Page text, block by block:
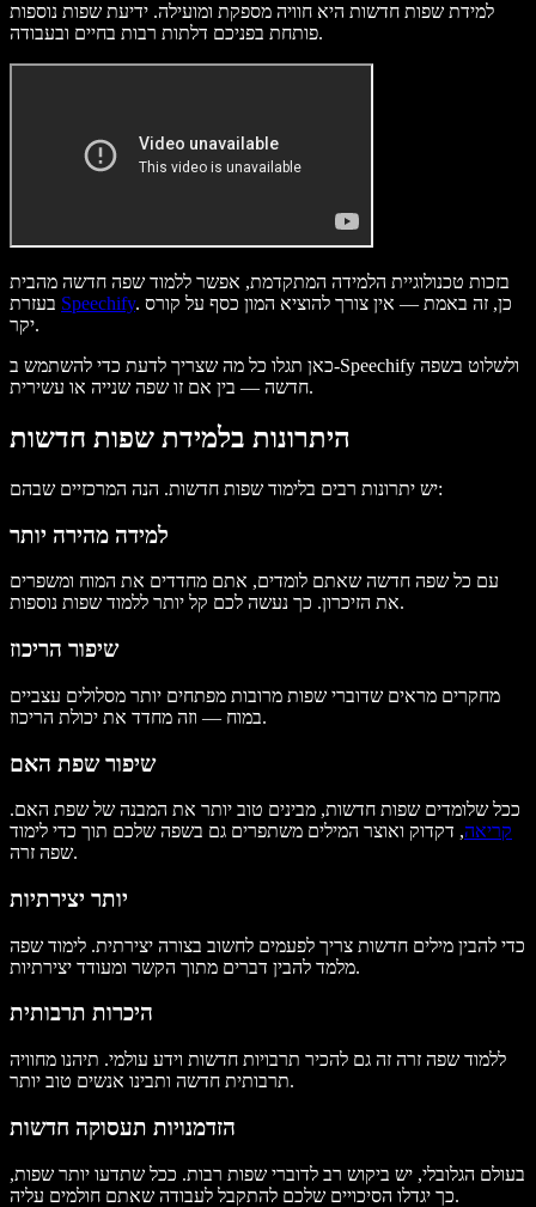
למידת שפות חדשות היא חוויה מספקת ומועילה. ידיעת שפות נוספות
פותחת בפניכם דלתות רבות בחיים ובעבודה.
בזכות טכנולוגיית הלמידה המתקדמת, אפשר ללמוד שפה חדשה מהבית
Speechify. כן, זה באמת — אין צורך להוציא המון כסף על קורס
יקר.
כאן תגלו כל מה שצריך לדעת כדי להשתמש ב-Speechify ולשלוט בשפה
חדשה — בין אם זו שפה שנייה או עשירית.
היתרונות בלמידת שפות חדשות
יש יתרונות רבים בלימוד שפות חדשות. הנה המרכזיים שבהם:
למידה מהירה יותר
עם כל שפה חדשה שאתם לומדים, אתם מחדדים את המוח ומשפרים
את הזיכרון. כך נעשה לכם קל יותר ללמוד שפות נוספות.
שיפור הריכוז
מחקרים מראים שדוברי שפות מרובות מפתחים יותר מסלולים עצביים
במוח — וזה מחדד את יכולת הריכוז.
שיפור שפת האם
ככל שלומדים שפות חדשות, מבינים טוב יותר את המבנה של שפת האם.
קריאה, דקדוק ואוצר המילים משתפרים גם בשפה שלכם תוך כדי לימוד
שפה זרה.
יותר יצירתיות
כדי להבין מילים חדשות צריך לפעמים לחשוב בצורה יצירתית. לימוד שפה
מלמד להבין דברים מתוך הקשר ומעודד יצירתיות.
היכרות תרבותית
ללמוד שפה זרה זה גם להכיר תרבויות חדשות וידע עולמי. תיהנו מחוויה
תרבותית חדשה ותבינו אנשים טוב יותר.
הזדמנויות תעסוקה חדשות
בעולם הגלובלי, יש ביקוש רב לדוברי שפות רבות. ככל שתדעו יותר שפות,
כך יגדלו הסיכויים שלכם להתקבל לעבודה שאתם חולמים עליה.